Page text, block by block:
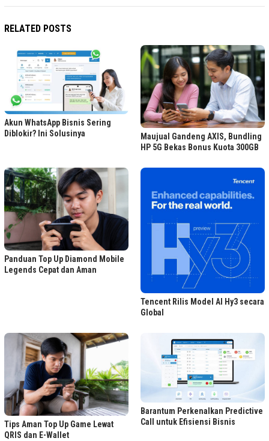
RELATED POSTS
Akun WhatsApp Bisnis Sering
Diblokir? Ini Solusinya
Maujual Gandeng AXIS, Bundling
HP 5G Bekas Bonus Kuota 300GB
Panduan Top Up Diamond Mobile
Legends Cepat dan Aman
Tencent Rilis Model AI Hy3 secara
Global
Tips Aman Top Up Game Lewat
QRIS dan E-Wallet
Barantum Perkenalkan Predictive
Call untuk Efisiensi Bisnis